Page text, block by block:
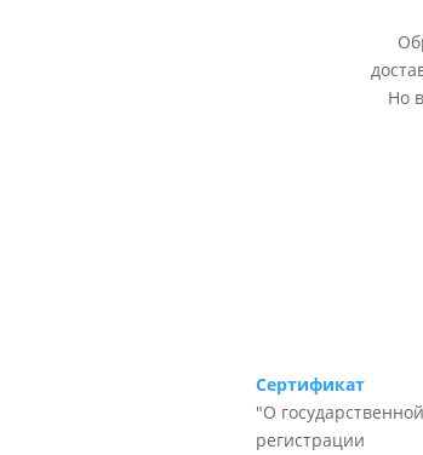
Но
Сертификат
"О государственной
регистрации